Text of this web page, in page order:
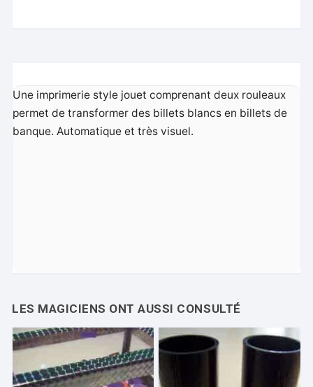
Une imprimerie style jouet comprenant deux rouleaux
permet de transformer des billets blancs en billets de
banque. Automatique et très visuel.